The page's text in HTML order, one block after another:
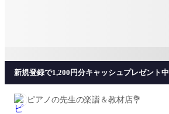
新規登録で1,200円分キャッシュプレゼント中
ピアノの先生の楽譜＆教材店💐